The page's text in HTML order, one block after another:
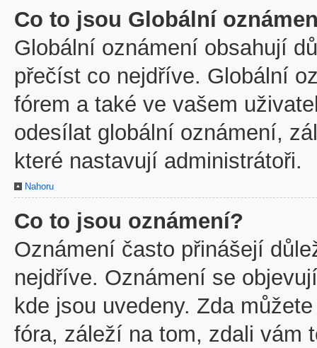
Co to jsou Globální
Globální oznámení obsahují
přečíst co nejdříve. Globální
fórem a také ve vašem
odesílat globální oznámení,
které nastavují administrátoři.
Nahoru
Co to jsou oznámení?
Oznámení často přinášejí
nejdříve. Oznámení se
kde jsou uvedeny. Zda
fóra, záleží na tom, zdali vám